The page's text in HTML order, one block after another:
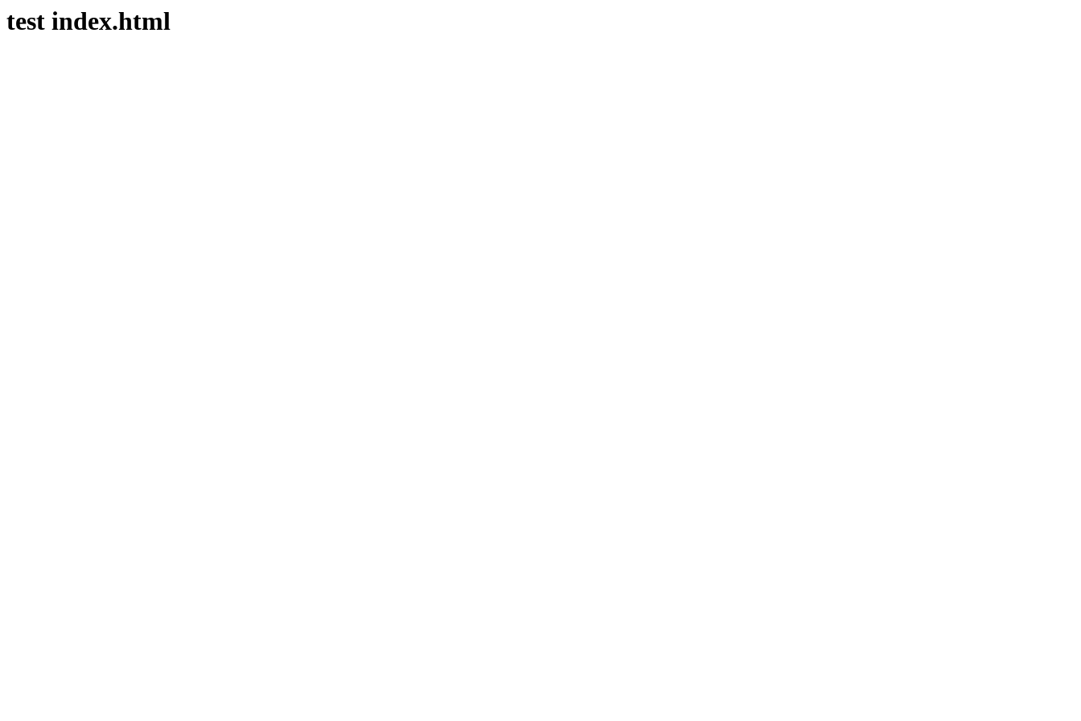
test index.html